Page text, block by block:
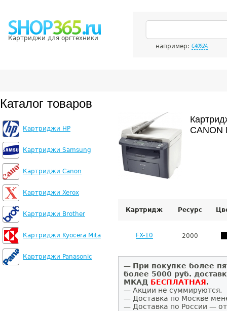
Картриджи для оргтехники
например: C4092A
Каталог товаров
Картриджи HP
Картриджи Samsung
Картриджи Canon
Картриджи Xerox
Картриджи Brother
Картриджи Kyocera Mita
Картриджи Panasonic
CANON
Картридж Ресурс
FX-10 2000
— При покупке более
более 5000 руб.
МКАД БЕСПЛАТНАЯ.
— Акции не суммируются.
— Доставка по Москве
— Доставка по России —